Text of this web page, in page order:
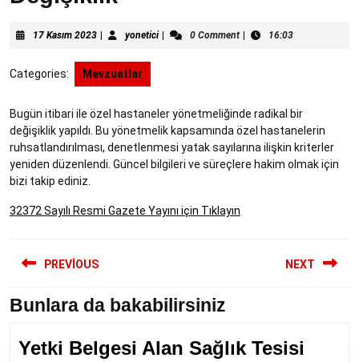
17 Kasım 202317
2023
yoneticiyonetici0 Comment 16:03
Categories: Mevzuatlar
Bugün itibari ile özel hastaneler yönetmeliğinde radikal bir
değişiklik yapıldı. Bu yönetmelik kapsamında özel hastanelerin
ruhsatlandırılması, denetlenmesi yatak sayılarına ilişkin kriterler
yeniden düzenlendi. Güncel bilgileri ve süreçlere hakim olmak için
bizi takip ediniz.
32372 Sayılı Resmi Gazete Yayını için Tıklayın
gezinmesi
PREVIOUS
Previous
NEXT
Next
Bunlara da bakabilirsiniz
Yetki Belgesi Alan Sağlık Tesisi